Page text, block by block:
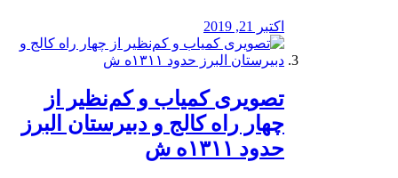
اکتبر 21, 2019
️تصویری کمیاب و کم‌نظیر از
چهار راه كالج و دبيرستان البرز
حدود ۱۳۱۱ه ش